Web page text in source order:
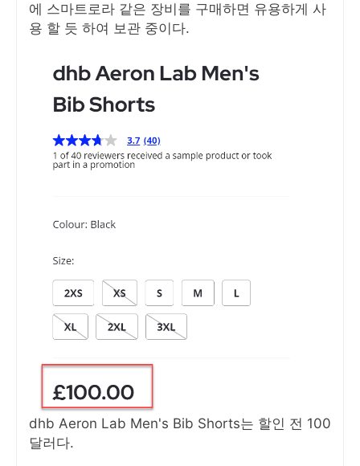
에 스마트로라 같은 장비를 구매하면 유용하게 사
용 할 듯 하여 보관 중이다.
dhb Aeron Lab Men's Bib Shorts는 할인 전 100
달러다.